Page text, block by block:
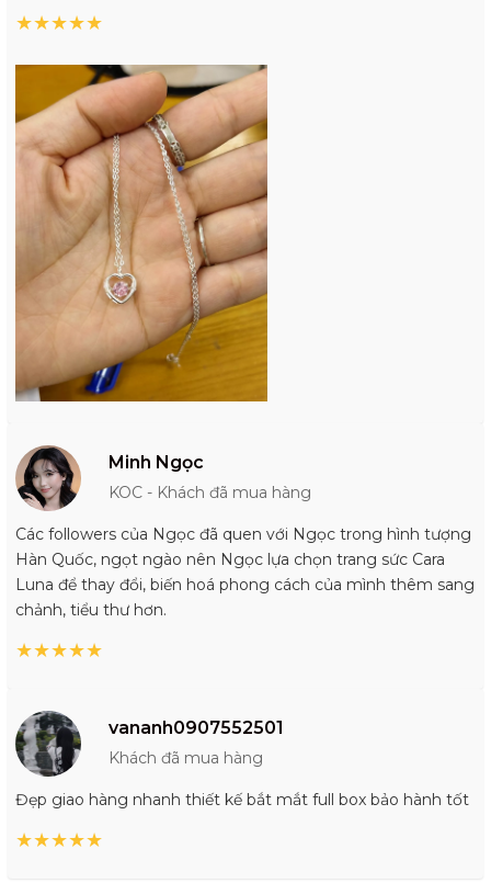
★★★★★
Minh Ngọc
KOC - Khách đã mua hàng
Các followers của Ngọc đã quen với Ngọc trong hình tượng
Hàn Quốc, ngọt ngào nên Ngọc lựa chọn trang sức Cara
Luna để thay đổi, biến hoá phong cách của mình thêm sang
chảnh, tiểu thư hơn.
★★★★★
vananh0907552501
Khách đã mua hàng
Đẹp giao hàng nhanh thiết kế bắt mắt full box bảo hành tốt
★★★★★